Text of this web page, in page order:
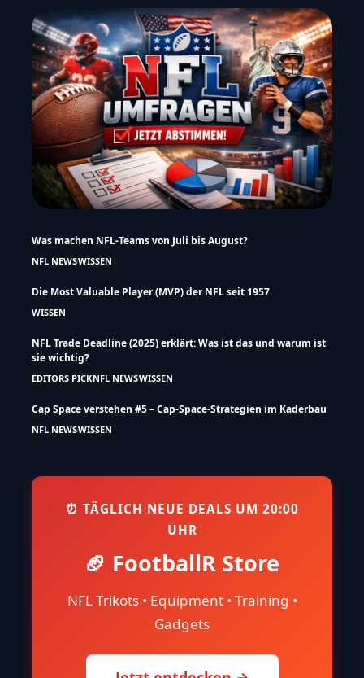
Was machen NFL-Teams von Juli bis August?
NFL NEWSWISSEN
Die Most Valuable Player (MVP) der NFL seit 1957
WISSEN
NFL Trade Deadline (2025) erklärt: Was ist das und warum ist
sie wichtig?
EDITORS PICKNFL NEWSWISSEN
Cap Space verstehen #5 – Cap-Space-Strategien im Kaderbau
NFL NEWSWISSEN
⏰ TÄGLICH NEUE DEALS UM 20:00
UHR
🏈 FootballR Store
NFL Trikots • Equipment • Training •
Gadgets